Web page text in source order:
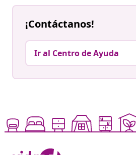
¡Contáctanos!
Ir al Centro de Ayuda